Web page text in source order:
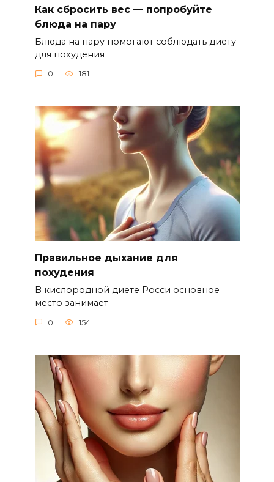
Как сбросить вес — попробуйте
блюда на пару
Блюда на пару помогают соблюдать диету
для похудения
0 181
Правильное дыхание для
похудения
В кислородной диете Росси основное
место занимает
0 154